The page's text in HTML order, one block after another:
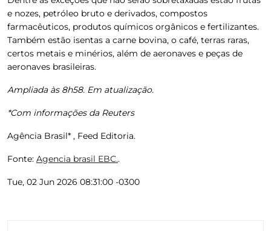
e nozes, petróleo bruto e derivados, compostos
farmacêuticos, produtos químicos orgânicos e fertilizantes.
Também estão isentas a carne bovina, o café, terras raras,
certos metais e minérios, além de aeronaves e peças de
aeronaves brasileiras.
Ampliada às 8h58. Em atualização.
*Com informações da Reuters
Agência Brasil* , Feed Editoria.
Fonte: Agencia brasil EBC..
Tue, 02 Jun 2026 08:31:00 -0300